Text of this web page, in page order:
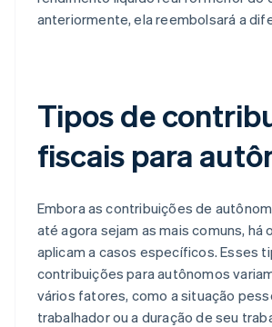
anteriormente, ela reembolsará a
Tipos de
fiscais para
Embora as contribuições de
até agora sejam as mais comuns, há
aplicam a casos específicos. Esses
contribuições para autônomos
vários fatores, como a situação
trabalhador ou a duração de seu